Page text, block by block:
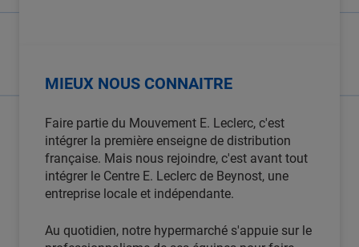
MIEUX NOUS CONNAITRE
Faire partie du Mouvement E. Leclerc, c'est
intégrer la première enseigne de distribution
française. Mais nous rejoindre, c'est avant tout
intégrer le Centre E. Leclerc de Beynost, une
entreprise locale et indépendante.
Au quotidien, notre hypermarché s'appuie sur le